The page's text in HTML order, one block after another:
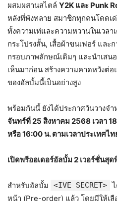
ผสมผสานสไตล์ Y2K และ Punk
หลังที่พังทลาย สมาชิกทุกคนโดดเ
ทั้งความเท่และความหวานในเวลา
กระโปรงสั้น, เสื้อผ้าขนเฟอร์ และ
กรอบภาพลักษณ์เดิมๆ และนำเสน
เห็นมาก่อน สร้างความคาดหวังต่
ของอัลบั้มนี้เป็นอย่างสูง
พร้อมกันนี้ ยังได้ประกาศวันวางจำ
จันทร์ที่ 25 สิงหาคม 2568 เวลา
หรือ 16:00 น. ตามเวลาประเทศไท
เปิดพรีออเดอร์อัลบั้ม 2 เวอร์ชั่นสุด
สำหรับอัลบั้ม <IVE SECRET>
หน้า (Pre-order) แล้ว โดยมีให้เลื